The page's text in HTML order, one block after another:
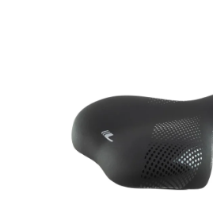
hviezdičiek.